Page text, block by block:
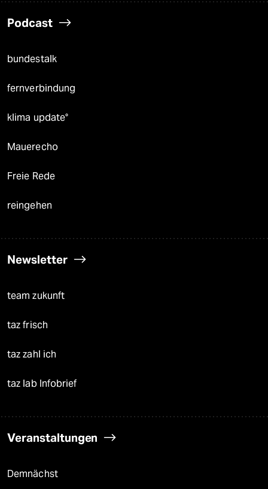
Podcast
bundestalk
fernverbindung
klima update°
Mauerecho
Freie Rede
reingehen
Newsletter
team zukunft
taz frisch
taz zahl ich
taz lab Infobrief
Veranstaltungen
Demnächst